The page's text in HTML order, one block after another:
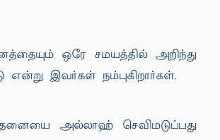
ஒரே சமயத்தில் அறிந்து
இவர்கள் நம்புகிறார்கள்.
அல்லாஹ் செவிமடுப்பது